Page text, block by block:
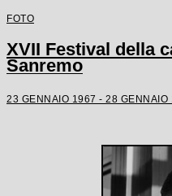
FOTO
XVII Festival della
Sanremo
23 GENNAIO 1967 - 28 GENNAIO